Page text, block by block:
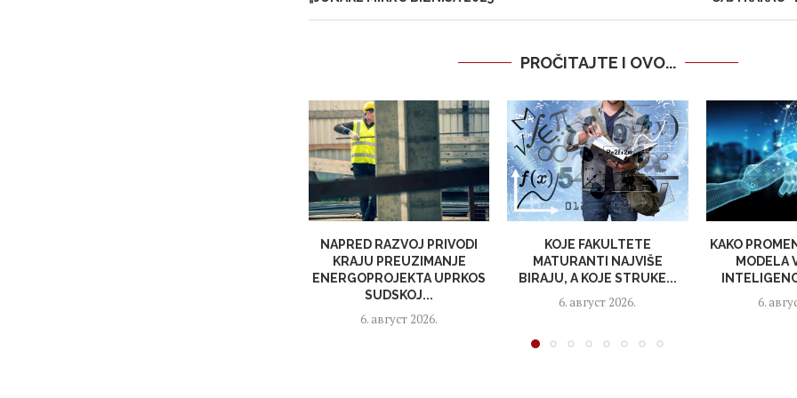
PROČITAJTE I OVO...
NAPRED RAZVOJ PRIVODI
KRAJU PREUZIMANJE
ENERGOPROJEKTA UPRKOS
SUDSKOJ...
6. август 2026.
KOJE FAKULTETE
MATURANTI NAJVIŠE
BIRAJU, A KOJE STRUKE...
6. август 2026.
KAKO
MODELA
6.